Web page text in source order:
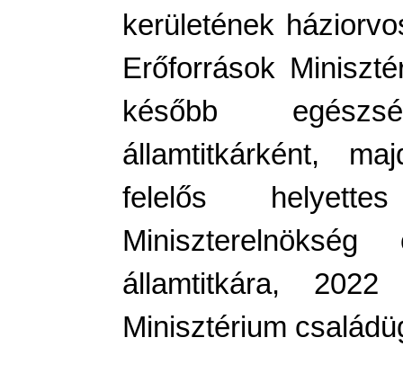
kerületének
Erőforrások
később
államtitkárként,
felelős
államtitkára,
Minisztérium